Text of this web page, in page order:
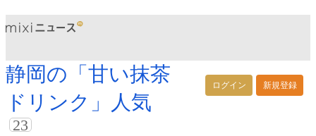
ログイン 新規登録
静岡の「甘い抹茶
ドリンク」人気
23